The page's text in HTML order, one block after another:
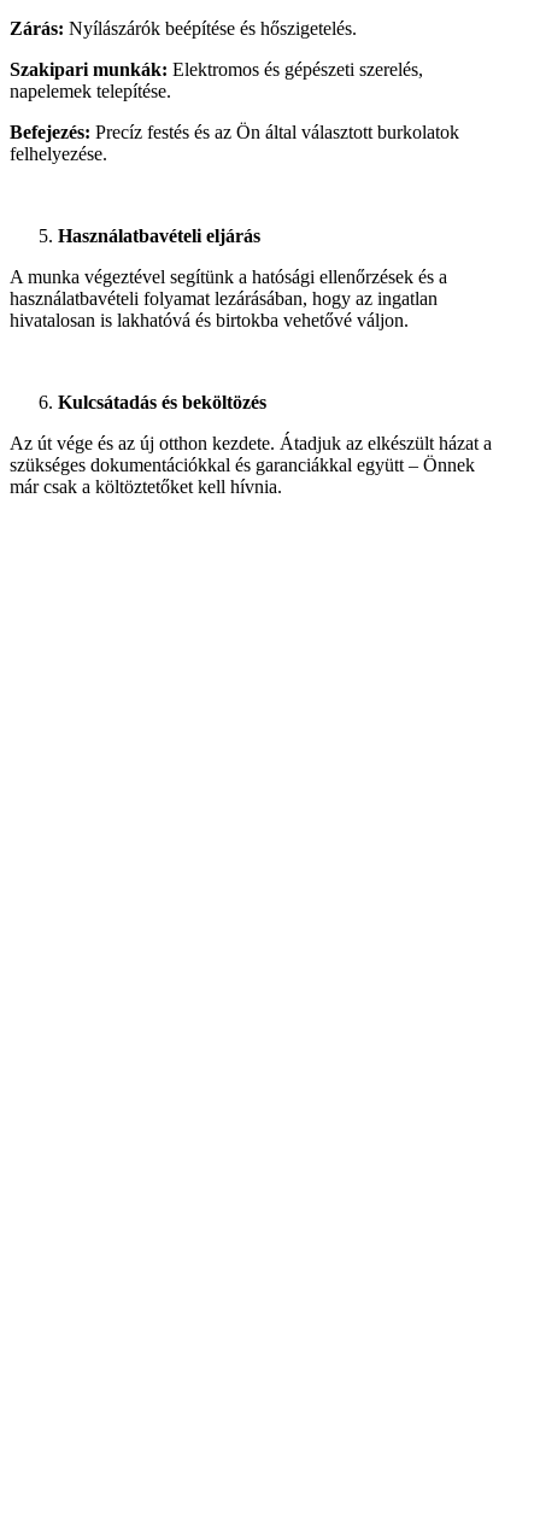
Zárás: Nyílászárók beépítése és hőszigetelés.
Szakipari munkák: Elektromos és gépészeti szerelés,
napelemek telepítése.
Befejezés: Precíz festés és az Ön által választott burkolatok
felhelyezése.
Használatbavételi eljárás
A munka végeztével segítünk a hatósági ellenőrzések és a
használatbavételi folyamat lezárásában, hogy az ingatlan
hivatalosan is lakhatóvá és birtokba vehetővé váljon.
Kulcsátadás és beköltözés
Az út vége és az új otthon kezdete. Átadjuk az elkészült házat a
szükséges dokumentációkkal és garanciákkal együtt – Önnek
már csak a költöztetőket kell hívnia.